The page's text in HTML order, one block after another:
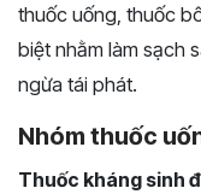
thuốc uống, thuốc
biệt nhằm làm sạch
ngừa tái phát.
Nhóm thuốc
Thuốc kháng sinh